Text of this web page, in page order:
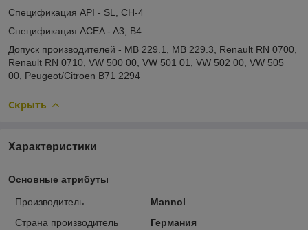
Спецификация API - SL, CH-4
Спецификация ACEA - A3, B4
Допуск производителей - MB 229.1, MB 229.3, Renault RN 0700,
Renault RN 0710, VW 500 00, VW 501 01, VW 502 00, VW 505
00, Peugeot/Citroen B71 2294
Скрыть
Характеристики
Основные атрибуты
Производитель
Mannol
Страна производитель
Германия